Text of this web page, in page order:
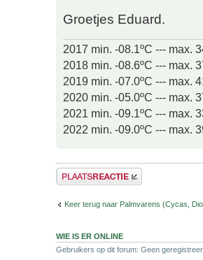
Groetjes Eduard.
2017 min. -08.1ºC --- max.
2018 min. -08.6ºC --- max.
2019 min. -07.0ºC --- max.
2020 min. -05.0ºC --- max.
2021 min. -09.1ºC --- max.
2022 min. -09.0ºC --- max.
Plaats een reactie
Keer terug naar Palmvarens (Cycas,
WIE IS ER ONLINE
Gebruikers op dit forum: Geen